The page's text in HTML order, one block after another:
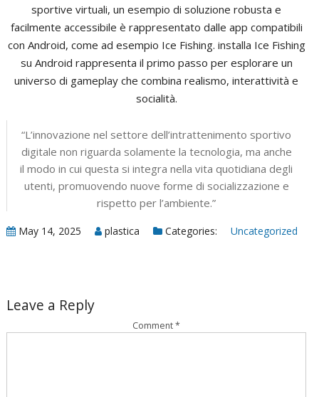
sportive virtuali, un esempio di soluzione robusta e
facilmente accessibile è rappresentato dalle app compatibili
con Android, come ad esempio Ice Fishing. installa Ice Fishing
su Android rappresenta il primo passo per esplorare un
universo di gameplay che combina realismo, interattività e
socialità.
“L’innovazione nel settore dell’intrattenimento sportivo
digitale non riguarda solamente la tecnologia, ma anche
il modo in cui questa si integra nella vita quotidiana degli
utenti, promuovendo nuove forme di socializzazione e
rispetto per l’ambiente.”
May 14, 2025 plastica Categories: Uncategorized
Leave a Reply
Comment*